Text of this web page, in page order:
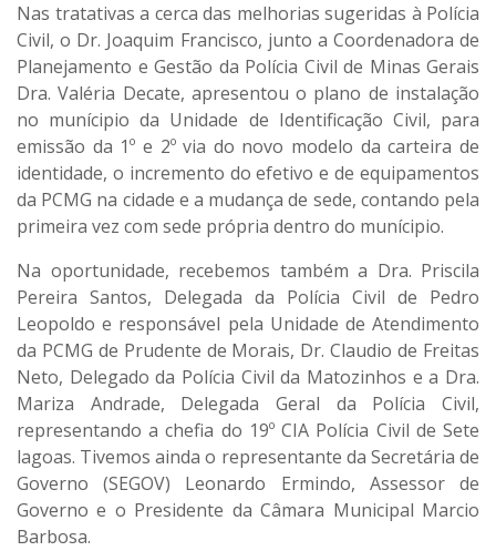
Nas tratativas a cerca das melhorias sugeridas à Polícia
Civil, o Dr. Joaquim Francisco, junto a Coordenadora de
Planejamento e Gestão da Polícia Civil de Minas Gerais
Dra. Valéria Decate, apresentou o plano de instalação
no munícipio da Unidade de Identificação Civil, para
emissão da 1º e 2º via do novo modelo da carteira de
identidade, o incremento do efetivo e de equipamentos
da PCMG na cidade e a mudança de sede, contando pela
primeira vez com sede própria dentro do munícipio.
Na oportunidade, recebemos também a Dra. Priscila
Pereira Santos, Delegada da Polícia Civil de Pedro
Leopoldo e responsável pela Unidade de Atendimento
da PCMG de Prudente de Morais, Dr. Claudio de Freitas
Neto, Delegado da Polícia Civil da Matozinhos e a Dra.
Mariza Andrade, Delegada Geral da Polícia Civil,
representando a chefia do 19º CIA Polícia Civil de Sete
lagoas. Tivemos ainda o representante da Secretária de
Governo (SEGOV) Leonardo Ermindo, Assessor de
Governo e o Presidente da Câmara Municipal Marcio
Barbosa.